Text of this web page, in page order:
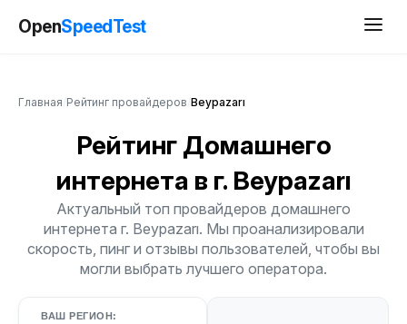
OpenSpeedTest
Главная Рейтинг провайдеров Beypazarı
Рейтинг Домашнего
интернета в г. Beypazarı
Актуальный топ провайдеров домашнего
интернета г. Beypazarı. Мы проанализировали
скорость, пинг и отзывы пользователей, чтобы вы
могли выбрать лучшего оператора.
ВАШ РЕГИОН: